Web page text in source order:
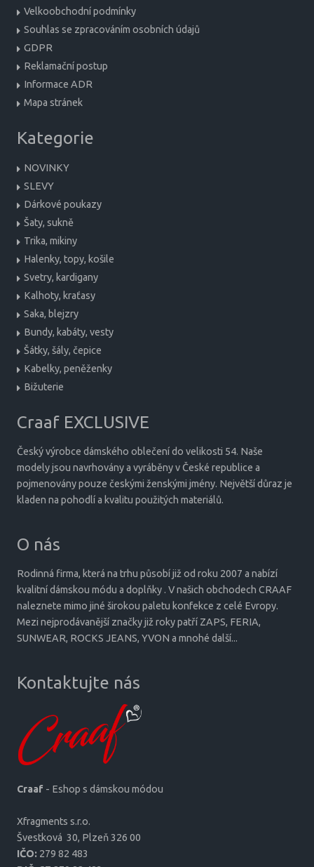
Velkoobchodní podmínky
Souhlas se zpracováním osobních údajů
GDPR
Reklamační postup
Informace ADR
Mapa stránek
Kategorie
NOVINKY
SLEVY
Dárkové poukazy
Šaty, sukně
Trika, mikiny
Halenky, topy, košile
Svetry, kardigany
Kalhoty, kraťasy
Saka, blejzry
Bundy, kabáty, vesty
Šátky, šály, čepice
Kabelky, peněženky
Bižuterie
Craaf EXCLUSIVE
Český výrobce dámského oblečení do velikosti 54. Naše
modely jsou navrhovány a vyráběny v České republice a
pojmenovány pouze českými ženskými jmény. Největší důraz je
kladen na pohodlí a kvalitu použitých materiálů.
O nás
Rodinná firma, která na trhu působí již od roku 2007 a nabízí
kvalitní dámskou módu a doplňky . V našich obchodech CRAAF
naleznete mimo jiné širokou paletu konfekce z celé Evropy.
Mezi nejprodávanější značky již roky patří ZAPS, FERIA,
SUNWEAR, ROCKS JEANS, YVON a mnohé další...
Kontaktujte nás
Craaf - Eshop s dámskou módou
Xfragments s.r.o.
Šves­tková 30, Plzeň 326 00
IČO: 279 82 483